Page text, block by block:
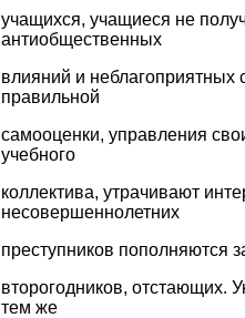
учащихся, учащиеся не
антиобщественных
влияний и неблагоприятных
правильной
самооценки, управления
учебного
коллектива, утрачивают
несовершеннолетних
преступников пополняются
второгодников, отстающих.
тем же